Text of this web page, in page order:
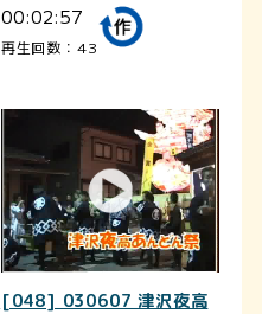
00:02:57
再生回数：43
[048] 030607 津沢夜高